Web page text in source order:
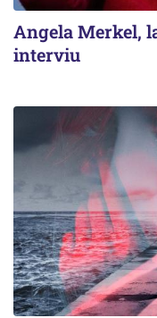
Angela Merkel,
interviu